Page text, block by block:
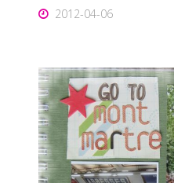
2012-04-06